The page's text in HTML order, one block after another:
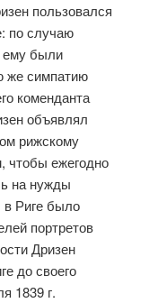
пользовался
по случаю
ему были
же симпатию
коменданта
объявлял
рижскому
чтобы ежегодно
на нужды
в Риге было
портретов
Дризен
до своего
1839 г.